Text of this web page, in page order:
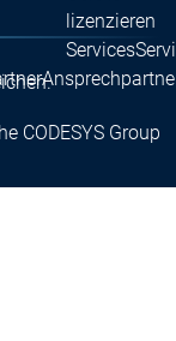
lizenzieren
Services
CODESYS Group